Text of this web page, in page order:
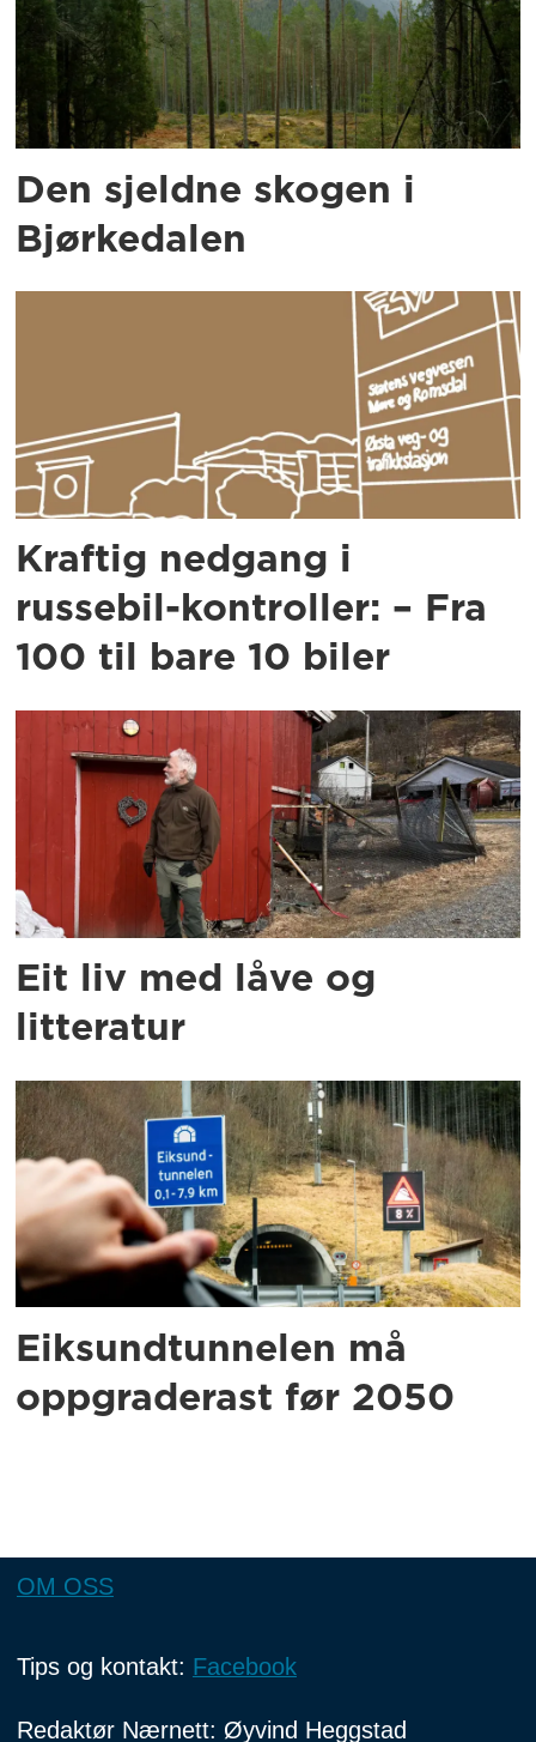
Den sjeldne skogen i
Bjørkedalen
Kraftig nedgang i
russebil-kontroller: – Fra
100 til bare 10 biler
Eit liv med låve og
litteratur
Eiksundtunnelen må
oppgraderast før 2050
OM OSS
Tips og kontakt: Facebook
Redaktør Nærnett: Øyvind Heggstad